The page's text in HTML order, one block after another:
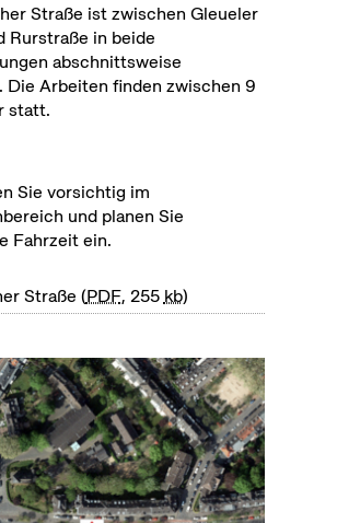
Straße ist zwischen Gleueler
Rurstraße in beide
abschnittsweise
Die Arbeiten finden zwischen 9
statt.
Sie vorsichtig im
und planen Sie
Fahrzeit ein.
Straße PDF, 255 kb